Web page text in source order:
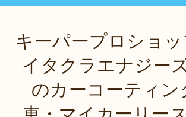
キーパープロショ
イタクラエナジー
のカーコーティン